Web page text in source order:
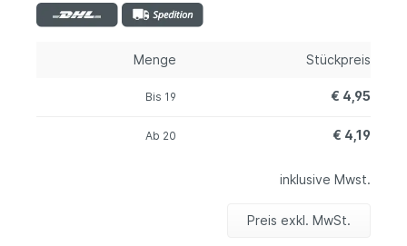
Menge Stückpreis
Bis 19 € 4,95
Ab 20 € 4,19
inklusive Mwst.
Preis exkl. MwSt.